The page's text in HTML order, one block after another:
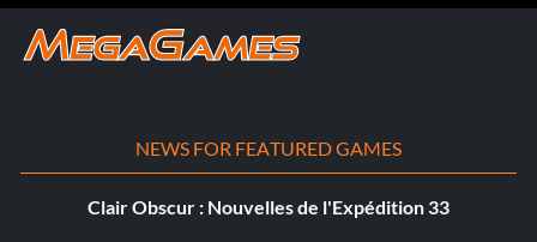
NEWS FOR FEATURED GAMES
Clair Obscur : Nouvelles de l'Expédition 33